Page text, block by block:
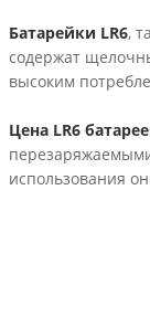
Батарейки LR6,
содержат
высоким
Цена LR6
использования